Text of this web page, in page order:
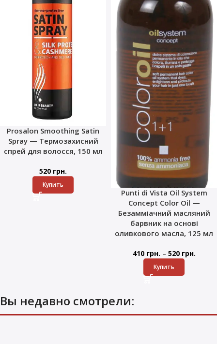
Prosalon Smoothing Satin
Spray — Термозахисний
спрей для волосся, 150 мл
520 грн.
Купить
Punti di Vista Oil System
Concept Color Oil —
Безамміачний масляний
барвник на основі
оливкового масла, 125 мл
410 грн. – 520 грн.
Купить
Вы недавно смотрели: